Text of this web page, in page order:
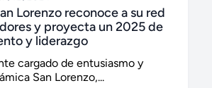
Lorenzo reconoce a su red
y proyecta un 2025 de
y liderazgo
cargado de entusiasmo y
San Lorenzo,...